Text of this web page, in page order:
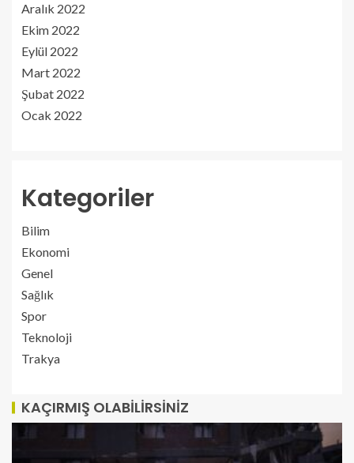
Aralık 2022
Ekim 2022
Eylül 2022
Mart 2022
Şubat 2022
Ocak 2022
Kategoriler
Bilim
Ekonomi
Genel
Sağlık
Spor
Teknoloji
Trakya
KAÇIRMIŞ OLABILIRSINIZ